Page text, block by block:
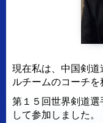
現在私は、中国剣道
ルチームのコーチを
第１５回世界剣道選
して参加しました。